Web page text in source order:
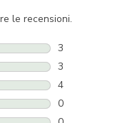
le recensioni.
3
3 recensioni
3
3 recensioni
4
4 recensioni
0
0 recensioni